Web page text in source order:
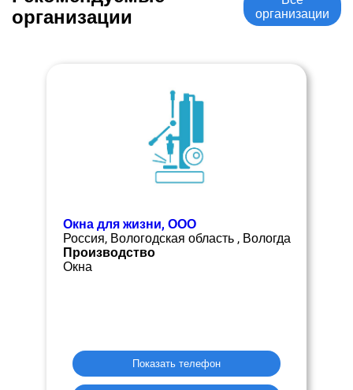
организации
организации
Окна для жизни, ООО
Россия, Вологодская область , Вологда
Производство
Окна
Показать телефон